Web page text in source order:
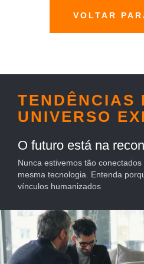
VOLTAR
TENDÊNCIAS
UNIVERSO
O futuro está na
Nunca estivemos tão
mesma tecnologia. Entenda
vínculos humanizados